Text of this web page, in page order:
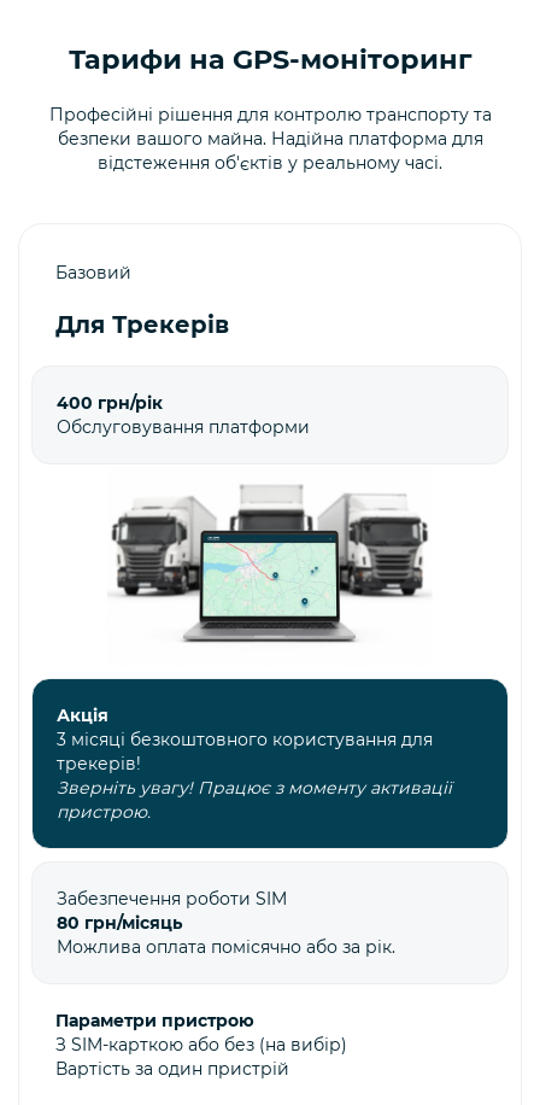
Тарифи на GPS-моніторинг
Професійні рішення для контролю транспорту та
безпеки вашого майна. Надійна платформа для
відстеження об'єктів у реальному часі.
Базовий
Для Трекерів
400 грн/рік
Обслуговування платформи
Акція
3 місяці безкоштовного користування для
трекерів!
Зверніть увагу! Працює з моменту активації
пристрою.
Забезпечення роботи SIM
80 грн/місяць
Можлива оплата помісячно або за рік.
Параметри пристрою
З SIM-карткою або без (на вибір)
Вартість за один пристрій